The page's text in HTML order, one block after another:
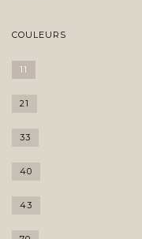
COULEURS
11
21
33
40
43